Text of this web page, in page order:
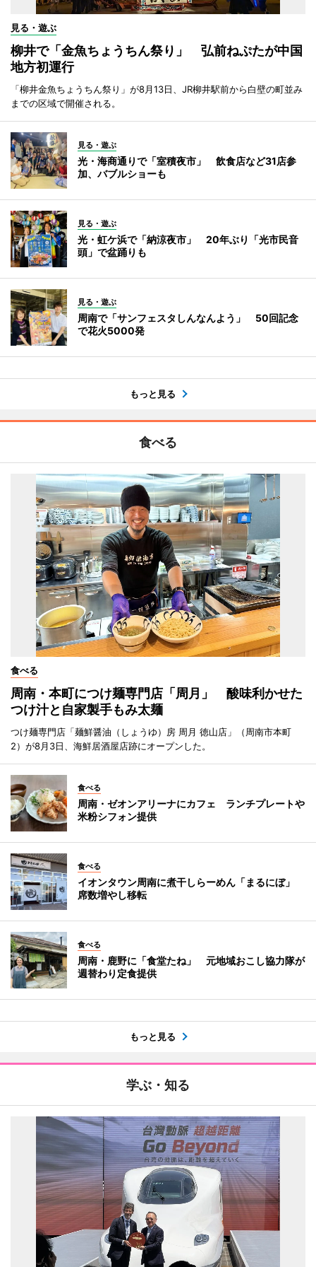
見る・遊ぶ
柳井で「金魚ちょうちん祭り」 弘前ねぷたが中国
地方初運行
「柳井金魚ちょうちん祭り」が8月13日、JR柳井駅前から白壁の町並み
までの区域で開催される。
見る・遊ぶ
光・海商通りで「室積夜市」 飲食店など31店参
加、バブルショーも
見る・遊ぶ
光・虹ケ浜で「納涼夜市」 20年ぶり「光市民音
頭」で盆踊りも
見る・遊ぶ
周南で「サンフェスタしんなんよう」 50回記念
で花火5000発
もっと見る
食べる
食べる
周南・本町につけ麺専門店「周月」 酸味利かせた
つけ汁と自家製手もみ太麺
つけ麺専門店「麺鮮醤油（しょうゆ）房 周月 徳山店」（周南市本町
2）が8月3日、海鮮居酒屋店跡にオープンした。
食べる
周南・ゼオンアリーナにカフェ ランチプレートや
米粉シフォン提供
食べる
イオンタウン周南に煮干しらーめん「まるにぼ」
席数増やし移転
食べる
周南・鹿野に「食堂たね」 元地域おこし協力隊が
週替わり定食提供
もっと見る
学ぶ・知る